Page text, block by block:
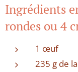
Ingrédients
rondes ou 4
1 œuf
235 g de